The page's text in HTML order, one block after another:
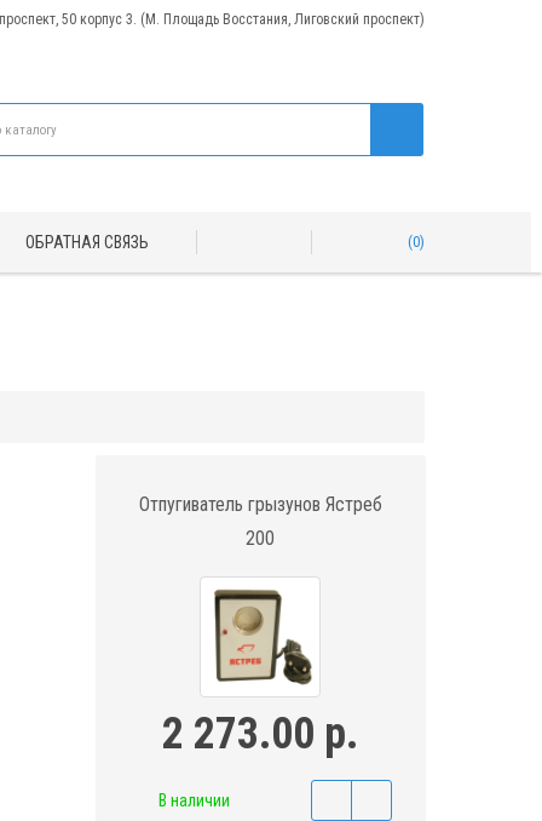
50 корпус 3. (М. Площадь Восстания, Лиговский проспект)
ОБРАТНАЯ СВЯЗЬ 0
Отпугиватель грызунов Ястреб
200
2 273.00 р.
В наличии